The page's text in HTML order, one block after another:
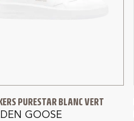
PURESTAR BLANC VERT
GOOSE